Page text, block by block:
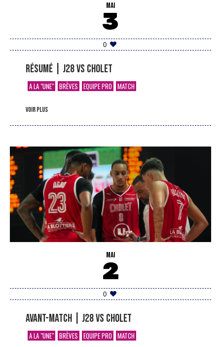
MAI
3
0
Résumé | J28 vs Cholet
A LA "UNE" BRÈVES EQUIPE PRO MATCH
voir plus
MAI
2
0
Avant-match | J28 vs Cholet
A LA "UNE" BRÈVES EQUIPE PRO MATCH